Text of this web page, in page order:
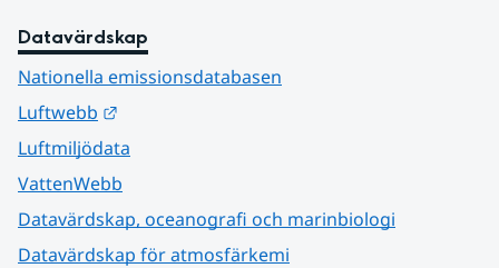
Datavärdskap
Nationella emissionsdatabasen
Luftwebb
Luftmiljödata
VattenWebb
Datavärdskap, oceanografi och marinbiologi
Datavärdskap för atmosfärkemi